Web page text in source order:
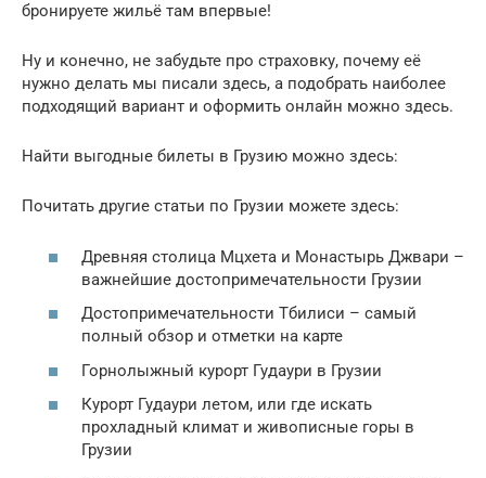
бронируете жильё там впервые!
Ну и конечно, не забудьте про страховку, почему её
нужно делать мы писали здесь, а подобрать наиболее
подходящий вариант и оформить онлайн можно здесь.
Найти выгодные билеты в Грузию можно здесь:
Почитать другие статьи по Грузии можете здесь:
Древняя столица Мцхета и Монастырь Джвари –
важнейшие достопримечательности Грузии
Достопримечательности Тбилиси – самый
полный обзор и отметки на карте
Горнолыжный курорт Гудаури в Грузии
Курорт Гудаури летом, или где искать
прохладный климат и живописные горы в
Грузии